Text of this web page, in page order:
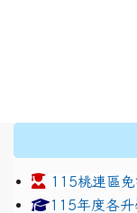
115桃連區
link to https://
115年度各